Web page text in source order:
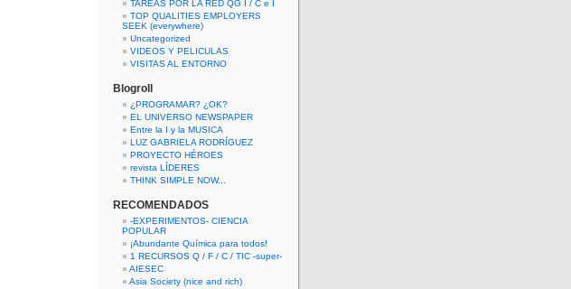
TAREAS POR LA RED QG I / C e I
TOP QUALITIES EMPLOYERS
SEEK (everywhere)
Uncategorized
VIDEOS Y PELICULAS
VISITAS AL ENTORNO
Blogroll
¿PROGRAMAR? ¿OK?
EL UNIVERSO NEWSPAPER
Entre la I y la MUSICA
LUZ GABRIELA RODRÍGUEZ
PROYECTO HÉROES
revista LÍDERES
THINK SIMPLE NOW...
RECOMENDADOS
-EXPERIMENTOS- CIENCIA
POPULAR
¡Abundante Química para todos!
1 RECURSOS Q / F / C / TIC -super-
AIESEC
Asia Society (nice and rich)